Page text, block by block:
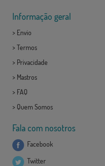
Informação geral
> Envio
> Termos
> Privacidade
> Mastros
> FAQ
> Quem Somos
Fala com nosotros
Facebook
Twitter